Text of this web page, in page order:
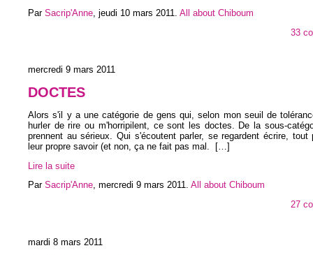
Par Sacrip'Anne, jeudi 10 mars 2011. All about Chiboum
33
mercredi 9 mars 2011
DOCTES
Alors s'il y a une catégorie de gens qui, selon mon seuil de
hurler de rire ou m'horripilent, ce sont les doctes. De la sous-
prennent au sérieux. Qui s'écoutent parler, se regardent écrire, tout
leur propre savoir (et non, ça ne fait pas mal.
[…]
Lire la suite
Par Sacrip'Anne, mercredi 9 mars 2011. All about Chiboum
27
mardi 8 mars 2011